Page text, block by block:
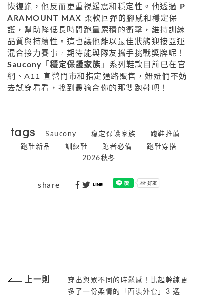
恢復跑，他反而更重視緩震和穩定性。他透過
P
ARAMOUNT MAX 柔軟回彈的腳感和穩定保
護，幫助降低長時間跑量累積的衝擊，維持訓練
品質與持續性。這也讓他能以最佳狀態迎接亞運
混合接力賽事，期待能與隊友攜手挑戰獎牌呢！
Saucony 「 穩定保護家族 」系列鞋款目前已在官
網、A11 直營門市和指定通路販售，妞妞們不妨
去試穿看看，找到最適合你的那雙跑鞋吧！
tags Saucony 稳定保護家族
跑鞋推薦
跑鞋新品
訓練鞋 跑者必備
跑鞋穿搭
2026秋冬
share
上一則
穿出與眾不同的時髦感！比起幹練更
多了一份柔情的「西裝外套」3 選